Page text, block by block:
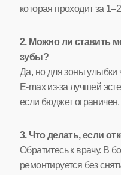
которая проходит за
2. Можно ли ставить
зубы?
Да, но для зоны улыбки
E-max из-за лучшей
если бюджет ограничен.
3. Что делать, если
Обратитесь к врачу. В
ремонтируется без